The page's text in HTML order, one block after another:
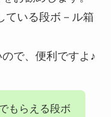
ている段ボ－ル箱
で、便利ですよ♪
もらえる段ボ